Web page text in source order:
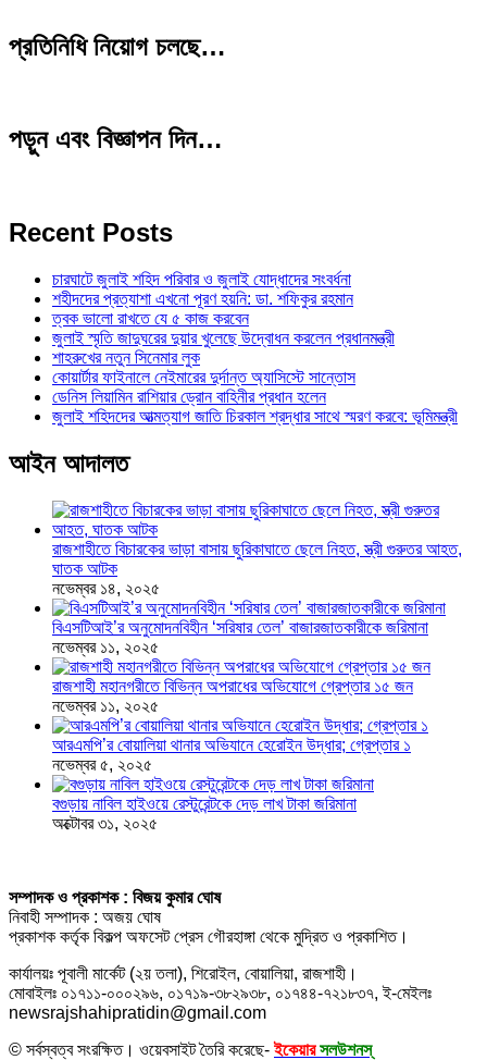
প্রতিনিধি নিয়োগ চলছে…
পড়ুন এবং বিজ্ঞাপন দিন…
Recent Posts
চারঘাটে জুলাই শহিদ পরিবার ও জুলাই যোদ্ধাদের সংবর্ধনা
শহীদদের প্রত্যাশা এখনো পূরণ হয়নি: ডা. শফিকুর রহমান
ত্বক ভালো রাখতে যে ৫ কাজ করবেন
জুলাই স্মৃতি জাদুঘরের দুয়ার খুলেছে উদ্বোধন করলেন প্রধানমন্ত্রী
শাহরুখের নতুন সিনেমার লুক
কোয়ার্টার ফাইনালে নেইমারের দুর্দান্ত অ্যাসিস্টে সান্তোস
ডেনিস লিয়ামিন রাশিয়ার ড্রোন বাহিনীর প্রধান হলেন
জুলাই শহিদদের আত্মত্যাগ জাতি চিরকাল শ্রদ্ধার সাথে স্মরণ করবে: ভূমিমন্ত্রী
আইন আদালত
রাজশাহীতে বিচারকের ভাড়া বাসায় ছুরিকাঘাতে ছেলে নিহত, স্ত্রী গুরুতর আহত,
ঘাতক আটক
নভেম্বর ১৪, ২০২৫
বিএসটিআই’র অনুমোদনবিহীন ‘সরিষার তেল’ বাজারজাতকারীকে জরিমানা
নভেম্বর ১১, ২০২৫
রাজশাহী মহানগরীতে বিভিন্ন অপরাধের অভিযোগে গ্রেপ্তার ১৫ জন
নভেম্বর ১১, ২০২৫
আরএমপি’র বোয়ালিয়া থানার অভিযানে হেরোইন উদ্ধার; গ্রেপ্তার ১
নভেম্বর ৫, ২০২৫
বগুড়ায় নাবিল হাইওয়ে রেস্টুরেন্টকে দেড় লাখ টাকা জরিমানা
অক্টোবর ৩১, ২০২৫
সম্পাদক ও প্রকাশক : বিজয় কুমার ঘোষ
নিবাহী সম্পাদক : অজয় ঘোষ
প্রকাশক কর্তৃক বিকল্প অফসেট প্রেস গৌরহাঙ্গা থেকে মুদ্রিত ও প্রকাশিত।
কার্যালয়ঃ পূবালী মার্কেট (২য় তলা), শিরোইল, বোয়ালিয়া, রাজশাহী।
মোবাইলঃ ০১৭১১-০০০২৯৬, ০১৭১৯-৩৮২৯৩৮, ০১৭৪৪-৭২১৮৩৭, ই-মেইলঃ
newsrajshahipratidin@gmail.com
© সর্বস্বত্ব সংরক্ষিত। ওয়েবসাইট তৈরি করেছে-ইকেয়ার সলউশনস্